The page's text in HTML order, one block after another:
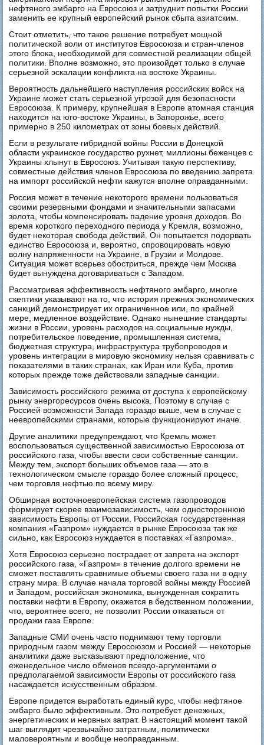
нефтяного эмбарго на Евросоюз и затруднит попытки России
заменить ее крупный европейский рынок сбыта азиатским.
Стоит отметить, что такое решение потребует мощной
политической воли от институтов Евросоюза и стран-членов
этого блока, необходимой для совместной реализации общей
политики. Вполне возможно, это произойдет только в случае
серьезной эскалации конфликта на востоке Украины.
Вероятность дальнейшего наступления российских войск на
Украине может стать серьезной угрозой для безопасности
Евросоюза. К примеру, крупнейшая в Европе атомная станция
находится на юго-востоке Украины, в Запорожье, всего
примерно в 250 километрах от зоны боевых действий.
Если в результате гибридной войны России в Донецкой
области украинское государство рухнет, миллионы беженцев с
Украины хлынут в Евросоюз. Учитывая такую перспективу,
совместные действия членов Евросоюза по введению запрета
на импорт российской нефти кажутся вполне оправданными.
Россия может в течение некоторого времени пользоваться
своими резервными фондами и значительными запасами
золота, чтобы компенсировать падение уровня доходов. Во
время короткого переходного периода у Кремля, возможно,
будет некоторая свобода действий. Он попытается подорвать
единство Евросоюза и, вероятно, спровоцировать новую
волну напряженности на Украине, в Грузии и Молдове.
Ситуация может всерьез обостриться, прежде чем Москва
будет вынуждена договариваться с Западом.
Рассматривая эффективность нефтяного эмбарго, многие
скептики указывают на то, что история прежних экономических
санкций демонстрирует их ограниченное или, по крайней
мере, медленное воздействие. Однако нынешние стандарты
жизни в России, уровень расходов на социальные нужды,
потребительское поведение, промышленная система,
бюджетная структура, инфраструктура трубопроводов и
уровень интеграции в мировую экономику нельзя сравнивать с
показателями в таких странах, как Иран или Куба, против
которых прежде тоже действовали западные санкции.
Зависимость российского режима от доступа к европейскому
рынку энергоресурсов очень высока. Поэтому в случае с
Россией возможности Запада гораздо выше, чем в случае с
неевропейскими странами, которые функционируют иначе.
Другие аналитики предупреждают, что Кремль может
воспользоваться существенной зависимостью Евросоюза от
российского газа, чтобы ввести свои собственные санкции.
Между тем, экспорт больших объемов газа — это в
технологическом смысле гораздо более сложный процесс,
чем торговля нефтью по всему миру.
Обширная восточноевропейская система газопроводов
формирует скорее взаимозависимость, чем одностороннюю
зависимость Европы от России. Российская государственная
компания «Газпром» нуждается в рынке Евросоюза так же
сильно, как Евросоюз нуждается в поставках «Газпрома».
Хотя Евросоюз серьезно пострадает от запрета на экспорт
российского газа, «Газпром» в течение долгого времени не
сможет поставлять сравнимые объемы своего газа ни в одну
страну мира. В случае начала торговой войны между Россией
и Западом, российская экономика, вынужденная сократить
поставки нефти в Европу, окажется в бедственном положении,
что, вероятнее всего, не позволит России отказаться от
продажи газа Европе.
Западные СМИ очень часто поднимают тему торговли
природным газом между Евросоюзом и Россией — некоторые
аналитики даже высказывают предположение, что
еженедельное число обменов псевдо-аргументами о
предполагаемой зависимости Европы от российского газа
насаждается искусственным образом.
Европе придется выработать единый курс, чтобы нефтяное
эмбарго было эффективным. Это потребует денежных,
энергетических и нервных затрат. В настоящий момент такой
шаг выглядит чрезвычайно затратным, политически
маловероятным и вообще неоправданным.